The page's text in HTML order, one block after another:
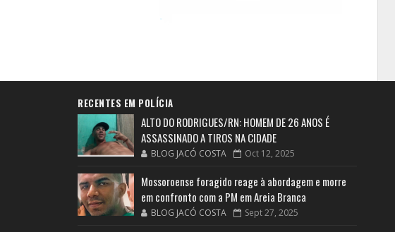
RECENTES EM POLÍCIA
ALTO DO RODRIGUES/RN: HOMEM DE 26 ANOS É
ASSASSINADO A TIROS NA CIDADE
BLOG JACÓ COSTA Oct 12, 2025
Mossoroense foragido reage à abordagem e morre
em confronto com a PM em Areia Branca
BLOG JACÓ COSTA Sept 27, 2025